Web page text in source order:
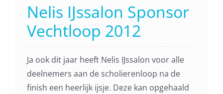
Nelis IJssalon Sponsor
Vechtloop 2012
Ja ook dit jaar heeft Nelis IJssalon voor alle
deelnemers aan de scholierenloop na de
finish een heerlijk ijsje. Deze kan opgehaald